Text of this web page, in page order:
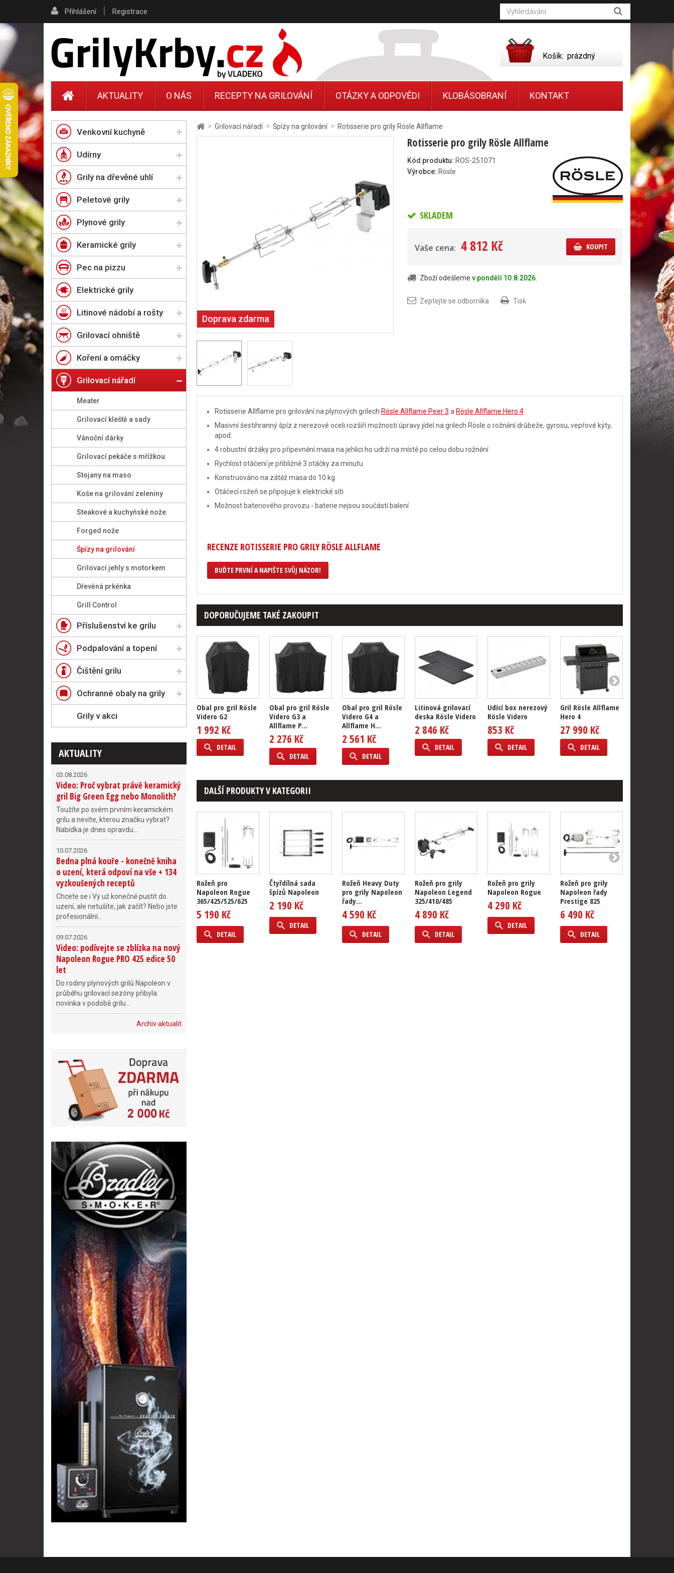
> Grilovací nářadí > Špízy na grilování > Rotisserie pro grily Rösle Allflame
Doprava zdarma
Rotisserie pro grily Rösle Allflame
Kód produktu: ROS-251071
Výrobce: Rösle
SKLADEM
Vaše cena: 4 812 Kč KOUPIT
Zboží odešleme v pondělí 10.8.2026.
Zeptejte se odborníka Tisk
Rotisserie Allflame pro grilování na plynových grilech Rösle Allflame Peer 3 a Rösle Allflame Hero 4
Masivní šestihranný špíz z nerezové oceli rozšíří možnosti úpravy jídel na grilech Rösle o rožnění drůbeže, gyrosu, vepřové kýty,
apod.
4 robustní držáky pro připevnění masa na jehlici ho udrží na místě po celou dobu rožnění
Rychlost otáčení je přibližně 3 otáčky za minutu
Konstruováno na zátěž masa do 10 kg
Otáčecí rožeň se připojuje k elektrické síti
Možnost bateriového provozu - baterie nejsou součástí balení
RECENZE ROTISSERIE PRO GRILY RÖSLE ALLFLAME
BUĎTE PRVNÍ A NAPIŠTE SVŮJ NÁZOR!
DOPORUČUJEME TAKÉ ZAKOUPIT
Obal pro gril Rösle
Videro G2
1 992 Kč
DETAIL
Obal pro gril Rösle
Videro G3 a
Allflame P...
2 276 Kč
DETAIL
Obal pro gril Rösle
Videro G4 a
Allflame H...
2 561 Kč
DETAIL
Litinová grilovací
deska Rösle Videro
2 846 Kč
DETAIL
Udící box nerezový
Rösle Videro
853 Kč
DETAIL
Gril Rösle Allflame
Hero 4
27 990 Kč
DETAIL
DALŠÍ PRODUKTY V KATEGORII
Rožeň pro
Napoleon Rogue
365/425/525/625
5 190 Kč
DETAIL
Čtyřdílná sada
špízů Napoleon
2 190 Kč
DETAIL
Rožeň Heavy Duty
pro grily Napoleon
řady...
4 590 Kč
DETAIL
Rožeň pro grily
Napoleon Legend
325/410/485
4 890 Kč
DETAIL
Rožeň pro grily
Napoleon Rogue
4 290 Kč
DETAIL
Rožeň pro grily
Napoleon řady
Prestige 825
6 490 Kč
DETAIL
Venkovní kuchyně
Udírny
Grily na dřevěné uhlí
Peletové grily
Plynové grily
Keramické grily
Pec na pizzu
Elektrické grily
Litinové nádobí a rošty
Grilovací ohniště
Koření a omáčky
Grilovací nářadí
Meater
Grilovací kleště a sady
Vánoční dárky
Grilovací pekáče s mřížkou
Stojany na maso
Koše na grilování zeleniny
Steakové a kuchyňské nože
Forged nože
Špízy na grilování
Grilovací jehly s motorkem
Dřevěná prkénka
Grill Control
Příslušenství ke grilu
Podpalování a topení
Čištění grilu
Ochranné obaly na grily
Grily v akci
AKTUALITY
03.08.2026
Video: Proč vybrat právě keramický
gril Big Green Egg nebo Monolith?
Toužíte po svém prvním keramickém
grilu a nevíte, kterou značku vybrat?
Nabídka je dnes opravdu...
10.07.2026
Bedna plná kouře - konečně kniha
o uzení, která odpoví na vše + 134
vyzkoušených receptů
Chcete se i Vy už konečně pustit do
uzení, ale netušíte, jak začít? Nebo jste
profesionální...
09.07.2026
Video: podívejte se zblízka na nový
Napoleon Rogue PRO 425 edice 50
let
Do rodiny plynových grilů Napoleon v
průběhu grilovací sezóny přibyla
novinka v podobě grilu...
Archiv aktualit
Přihlášení | Registrace
Košík: prázdný
AKTUALITY O NÁS RECEPTY NA GRILOVÁNÍ OTÁZKY A ODPOVĚDI KLOBÁSOBRANÍ KONTAKT